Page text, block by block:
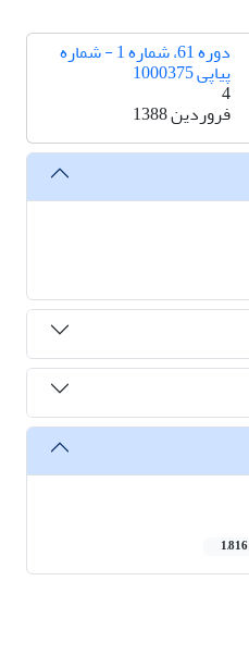
دوره 61، شماره 1 - شماره
پیاپی 1000375
4
فروردین 1388
1,816